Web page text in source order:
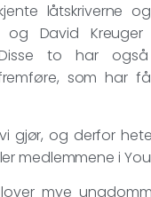
låtskriverne
og David
to har
som har
gjør, og derfor
medlemmene i
lover mye